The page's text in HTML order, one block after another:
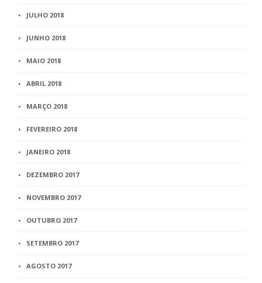
JULHO 2018
JUNHO 2018
MAIO 2018
ABRIL 2018
MARÇO 2018
FEVEREIRO 2018
JANEIRO 2018
DEZEMBRO 2017
NOVEMBRO 2017
OUTUBRO 2017
SETEMBRO 2017
AGOSTO 2017